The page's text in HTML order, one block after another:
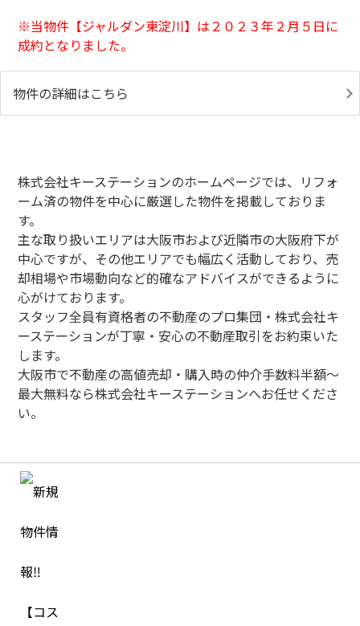
※当物件【ジャルダン東淀川】は２０２３年２月５日に
成約となりました。
物件の詳細はこちら
株式会社キーステーションのホームページでは、リフォ
ーム済の物件を中心に厳選した物件を掲載しておりま
す。
主な取り扱いエリアは大阪市および近隣市の大阪府下が
中心ですが、その他エリアでも幅広く活動しており、売
却相場や市場動向など的確なアドバイスができるように
心がけております。
スタッフ全員有資格者の不動産のプロ集団・株式会社キ
ーステーションが丁寧・安心の不動産取引をお約束いた
します。
大阪市で不動産の高値売却・購入時の仲介手数料半額～
最大無料なら株式会社キーステーションへお任せくださ
い。